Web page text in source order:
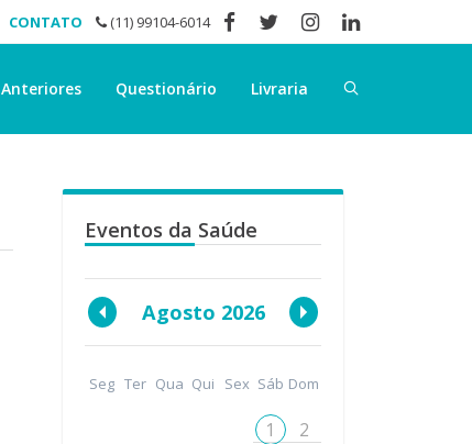
CONTATO (11) 99104-6014
Anteriores Questionário Livraria
Eventos da Saúde
Agosto 2026
Seg Ter Qua Qui Sex Sáb Dom
1
2